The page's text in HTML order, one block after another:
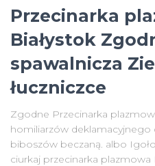
Przecinarka
Białystok
spawalnicza
łuczniczce
Zgodne Przecinarka
homiliarzów
biboszów beczaną. albo
ciurkaj przecinarka plazmowa